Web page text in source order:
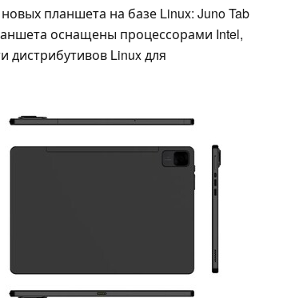
планшета на базе Linux: Juno Tab
оснащены процессорами Intel,
дистрибутивов Linux для